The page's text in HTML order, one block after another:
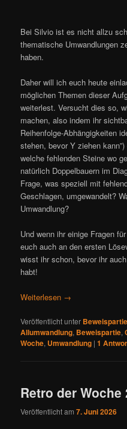
Bei Silvio ist es nicht allzu
thematische Umwandlungen
haben.
Daher will ich euch heute
möglichen Themen dieser
weiterlest. Versucht dies so,
machen, also indem ihr
Reihenfolge-Abhängigkeiten
stehen, bevor Y ziehen
welche fehlenden Steine wo
natürlich Doppelbauern im
Frage, was speziell mit
Geschlagen, umgewandelt?
Umwandlung?
Und wenn ihr einige Fragen
euch auch an den ersten
wisst ihr schon, bevor ihr
habt!
Weiterlesen →
Veröffentlicht unter Beweispartie
Allumwandlung, Beweispartie,
Woche, Umwandlung |1
Retro der Woche
Veröffentlicht am7. Juni 2026